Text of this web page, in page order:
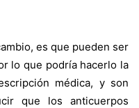
es que pueden ser
lo que podría hacerlo la
médica, y son
que los anticuerpos